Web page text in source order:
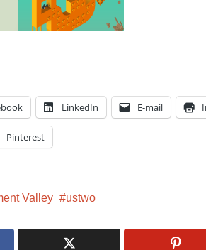
LinkedIn E-mail
Pinterest
Valley ustwo